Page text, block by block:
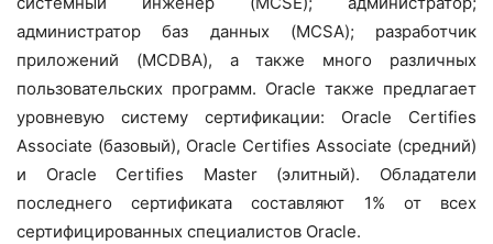
администратор баз данных (MCSA); разработчик
приложений (MCDBA), а также много различных
пользовательских программ. Oracle также предлагает
уровневую систему сертификации: Oracle Certifies
Associate (базовый), Oracle Certifies Associate (средний)
и Oracle Certifies Master (элитный). Обладатели
последнего сертификата составляют 1% от всех
сертифицированных специалистов Oracle.